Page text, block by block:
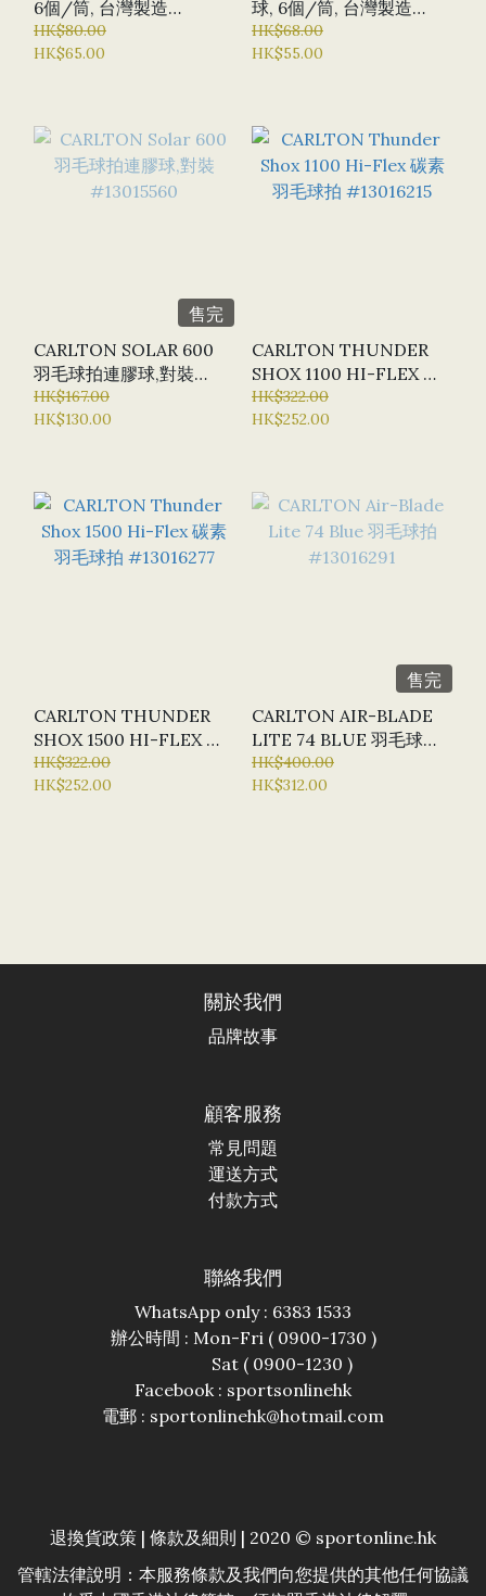
6個/筒, 台灣製造
#C1BASP0134
HK$80.00
HK$65.00
球, 6個/筒, 台灣製造
#C1BSAP140
HK$68.00
HK$55.00
售完
CARLTON SOLAR 600
羽毛球拍連膠球,對裝
#13015560
HK$167.00
HK$130.00
CARLTON THUNDER
SHOX 1100 HI-FLEX 碳
素羽毛球拍 #13016215
HK$322.00
HK$252.00
CARLTON THUNDER
SHOX 1500 HI-FLEX 碳
素羽毛球拍 #13016277
HK$322.00
HK$252.00
售完
CARLTON AIR-BLADE
LITE 74 BLUE 羽毛球拍
#13016291
HK$400.00
HK$312.00
關於我們
品牌故事
顧客服務
常見問題
運送方式
付款方式
聯絡我們
WhatsApp only : 6383 1533
辦公時間 : Mon-Fri ( 0900-1730 )
Sat ( 0900-1230 )
Facebook : sportsonlinehk
電郵 : sportonlinehk@hotmail.com
退換貨政策 | 條款及細則 | 2020 © sportonline.hk
管轄法律說明：本服務條款及我們向您提供的其他任何協議